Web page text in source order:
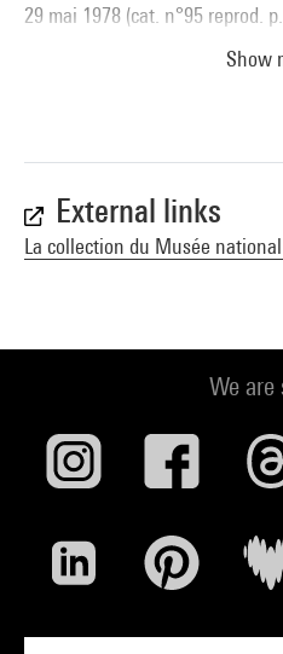
29 mai 1978 (cat. n°95 reprod.
Voir la notice sur le portail de la
Show
External links
La collection du Musée national
We are